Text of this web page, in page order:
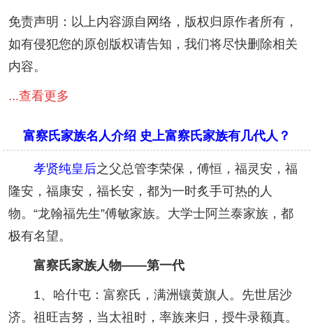
免责声明：以上内容源自网络，版权归原作者所有，
如有侵犯您的原创版权请告知，我们将尽快删除相关
内容。
...查看更多
富察氏家族名人介绍 史上富察氏家族有几代人？
孝贤纯皇后之父总管李荣保，傅恒，福灵安，福
隆安，福康安，福长安，都为一时炙手可热的人
物。“龙翰福先生”傅敏家族。大学士阿兰泰家族，都
极有名望。
富察氏家族人物——第一代
1、哈什屯：富察氏，满洲镶黄旗人。先世居沙
济。祖旺吉努，当太祖时，率族来归，授牛录额真。